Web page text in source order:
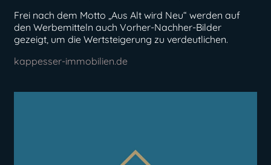
Frei nach dem Motto „Aus Alt wird Neu“ werden auf
den Werbemitteln auch Vorher-Nachher-Bilder
gezeigt, um die Wertsteigerung zu verdeutlichen.
kappesser-immobilien.de